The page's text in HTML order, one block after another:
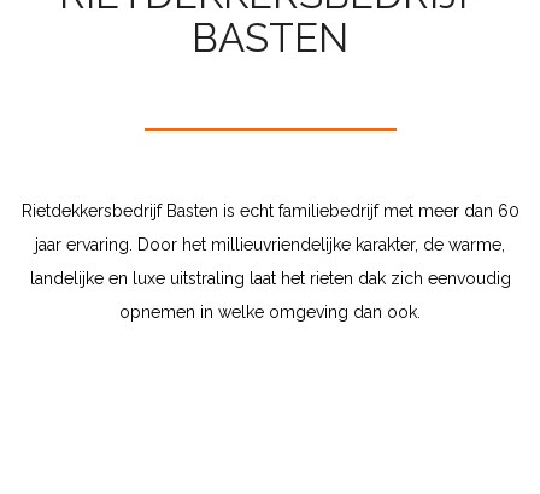
BASTEN
Rietdekkersbedrijf Basten is echt familiebedrijf met meer dan 60
jaar ervaring. Door het millieuvriendelijke karakter, de warme,
landelijke en luxe uitstraling laat het rieten dak zich eenvoudig
opnemen in welke omgeving dan ook.